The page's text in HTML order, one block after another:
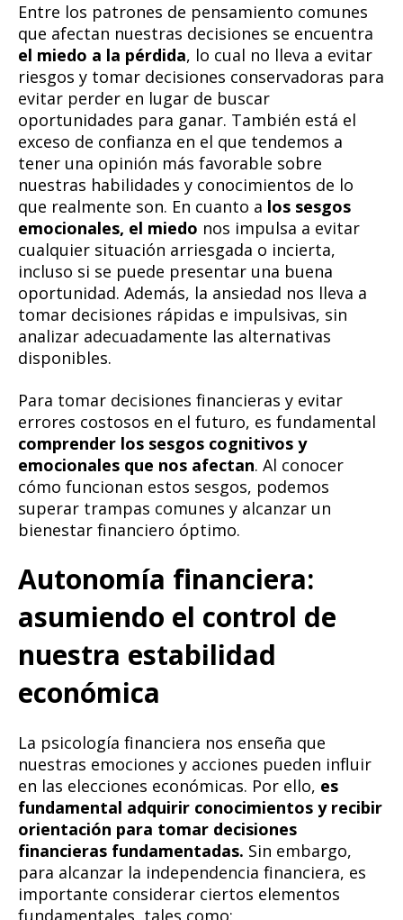
Entre los patrones de pensamiento comunes
que afectan nuestras decisiones se encuentra
el miedo a la pérdida, lo cual no lleva a evitar
riesgos y tomar decisiones conservadoras para
evitar perder en lugar de buscar
oportunidades para ganar. También está el
exceso de confianza en el que tendemos a
tener una opinión más favorable sobre
nuestras habilidades y conocimientos de lo
que realmente son. En cuanto a los sesgos
emocionales, el miedo nos impulsa a evitar
cualquier situación arriesgada o incierta,
incluso si se puede presentar una buena
oportunidad. Además, la ansiedad nos lleva a
tomar decisiones rápidas e impulsivas, sin
analizar adecuadamente las alternativas
disponibles.
Para tomar decisiones financieras y evitar
errores costosos en el futuro, es fundamental
comprender los sesgos cognitivos y
emocionales que nos afectan. Al conocer
cómo funcionan estos sesgos, podemos
superar trampas comunes y alcanzar un
bienestar financiero óptimo.
Autonomía financiera:
asumiendo el control de
nuestra estabilidad
económica
La psicología financiera nos enseña que
nuestras emociones y acciones pueden influir
en las elecciones económicas. Por ello, es
fundamental adquirir conocimientos y recibir
orientación para tomar decisiones
financieras fundamentadas. Sin embargo,
para alcanzar la independencia financiera, es
importante considerar ciertos elementos